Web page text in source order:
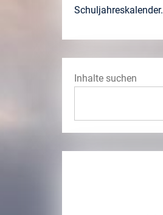
Schuljahreskalender.
Inhalte suchen